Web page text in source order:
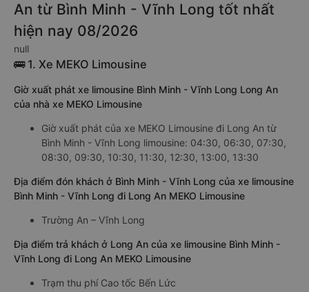
An từ Bình Minh - Vĩnh Long tốt nhất
hiện nay 08/2026
null
🚌 1. Xe MEKO Limousine
Giờ xuất phát xe limousine Bình Minh - Vĩnh Long Long An
của nhà xe MEKO Limousine
Giờ xuất phát của xe MEKO Limousine đi Long An từ
Bình Minh - Vĩnh Long limousine: 04:30, 06:30, 07:30,
08:30, 09:30, 10:30, 11:30, 12:30, 13:00, 13:30
Địa điểm đón khách ở Bình Minh - Vĩnh Long của xe limousine
Bình Minh - Vĩnh Long đi Long An MEKO Limousine
Trường An – Vĩnh Long
Địa điểm trả khách ở Long An của xe limousine Bình Minh -
Vĩnh Long đi Long An MEKO Limousine
Trạm thu phí Cao tốc Bến Lức